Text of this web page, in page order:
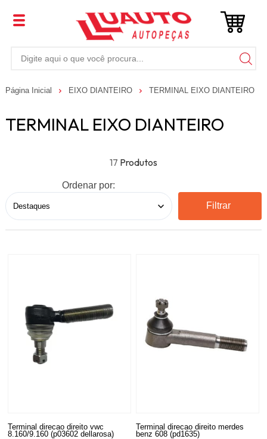
Página Inicial EIXO DIANTEIRO TERMINAL EIXO DIANTEIRO
TERMINAL EIXO DIANTEIRO
17
Ordenar por:
Filtrar
Terminal direcao direito vwc
8.160/9.160 (p03602 dellarosa)
Terminal direcao direito merdes
benz 608 (pd1635)